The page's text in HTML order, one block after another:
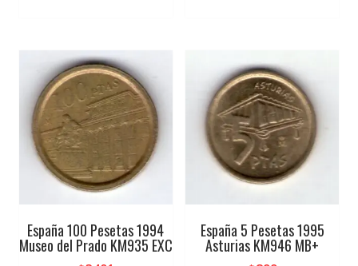
España 100 Pesetas 1994
Museo del Prado KM935 EXC
España 5 Pesetas 1995
Asturias KM946 MB+